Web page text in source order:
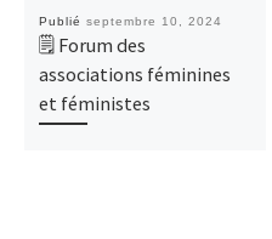
Publié septembre 10, 2024
🗒 Forum des
associations féminines
et féministes